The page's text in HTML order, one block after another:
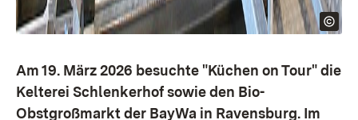
Am 19. März 2026 besuchte "Küchen on Tour" die
Kelterei Schlenkerhof sowie den Bio-
Obstgroßmarkt der BayWa in Ravensburg. Im